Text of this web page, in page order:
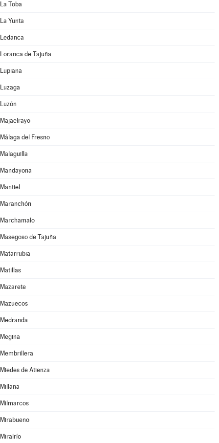
La Toba
La Yunta
Ledanca
Loranca de Tajuña
Lupiana
Luzaga
Luzón
Majaelrayo
Málaga del Fresno
Malaguilla
Mandayona
Mantiel
Maranchón
Marchamalo
Masegoso de Tajuña
Matarrubia
Matillas
Mazarete
Mazuecos
Medranda
Megina
Membrillera
Miedes de Atienza
Millana
Milmarcos
Mirabueno
Miralrío